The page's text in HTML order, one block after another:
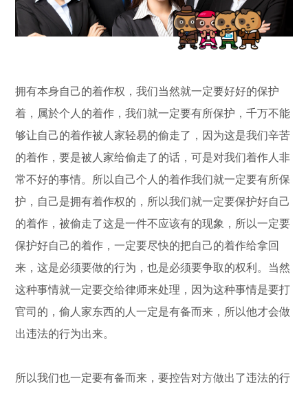
拥有本身自己的着作权，我们当然就一定要好好的保护
着，属於个人的着作，我们就一定要有所保护，千万不能
够让自己的着作被人家轻易的偷走了，因为这是我们辛苦
的着作，要是被人家给偷走了的话，可是对我们着作人非
常不好的事情。所以自己个人的着作我们就一定要有所保
护，自己是拥有着作权的，所以我们就一定要保护好自己
的着作，被偷走了这是一件不应该有的现象，所以一定要
保护好自己的着作，一定要尽快的把自己的着作给拿回
来，这是必须要做的行为，也是必须要争取的权利。当然
这种事情就一定要交给律师来处理，因为这种事情是要打
官司的，偷人家东西的人一定是有备而来，所以他才会做
出违法的行为出来。
所以我们也一定要有备而来，要控告对方做出了违法的行